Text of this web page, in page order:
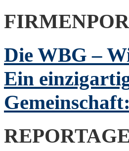
Die WBG –
Ein